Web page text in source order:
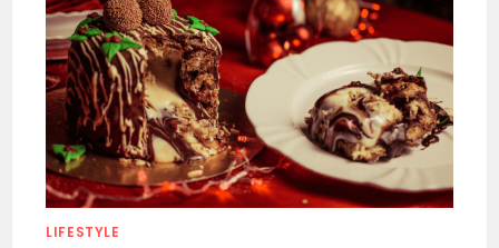
LIFESTYLE